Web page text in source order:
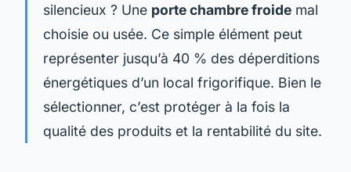
silencieux ? Une porte chambre froide mal
choisie ou usée. Ce simple élément peut
représenter jusqu’à 40 % des déperditions
énergétiques d’un local frigorifique. Bien le
sélectionner, c’est protéger à la fois la
qualité des produits et la rentabilité du site.